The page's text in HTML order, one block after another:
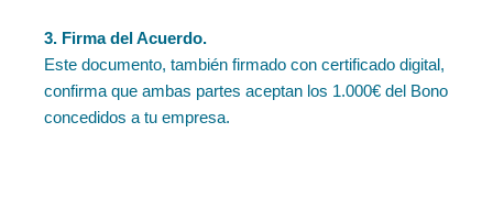
3. Firma del Acuerdo.
Este documento, también firmado con certificado digital,
confirma que ambas partes aceptan los 1.000€ del Bono
concedidos a tu empresa.